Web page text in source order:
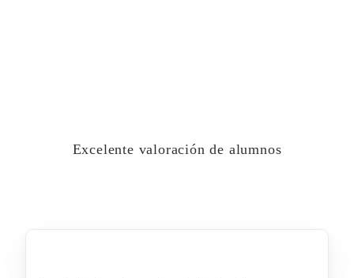
Excelente valoración de alumnos